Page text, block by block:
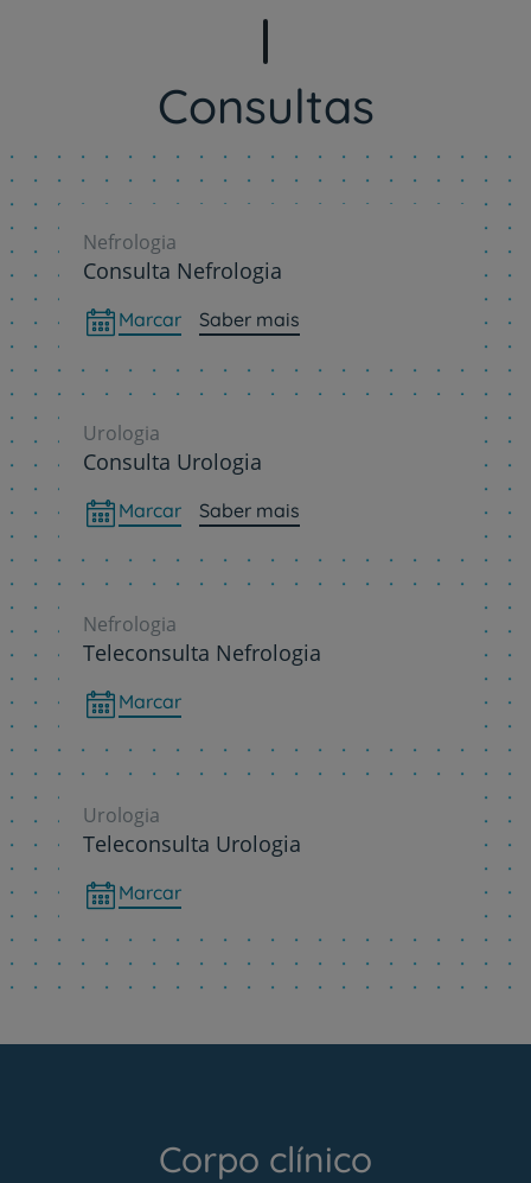
Consultas
Nefrologia
Consulta Nefrologia
Marcar Saber mais
Urologia
Consulta Urologia
Marcar Saber mais
Nefrologia
Teleconsulta Nefrologia
Marcar
Urologia
Teleconsulta Urologia
Marcar
Corpo clínico